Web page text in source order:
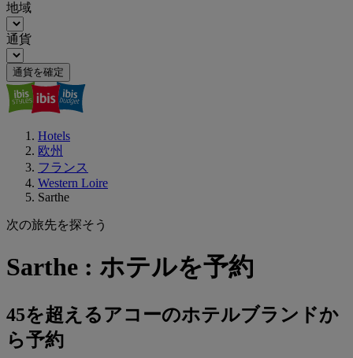
地域
通貨
通貨を確定
Hotels
欧州
フランス
Western Loire
Sarthe
次の旅先を探そう
Sarthe : ホテルを予約
45を超えるアコーのホテルブランドか
ら予約